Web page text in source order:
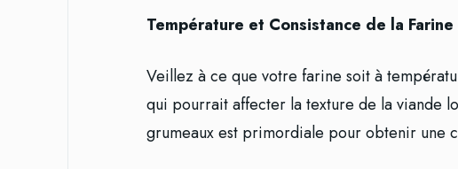
Température et Consistance de la Farine
Veillez à ce que votre farine soit à
qui pourrait affecter la texture de la viande
grumeaux est primordiale pour obtenir une